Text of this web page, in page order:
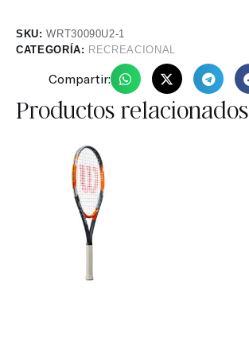
SKU:WRT30090U2-1
CATEGORÍA: RECREACIONAL
Compartir:
Productos relacionados